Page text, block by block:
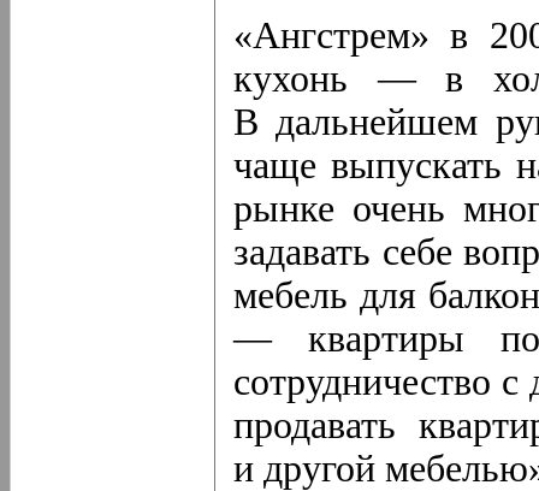
«Ангстрем» в
кухонь — в
В дальнейшем
чаще выпускать
рынке очень
задавать себе
мебель для
— квартиры
сотрудничество
продавать
и другой